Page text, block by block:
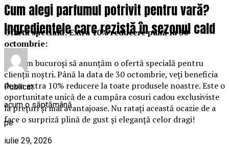
Ofertă specială: Extra 10% reducere până la 30
octombrie:
Suntem bucuroși să anunțăm o ofertă specială pentru
clienții noștri. Până la data de 30 octombrie, veți beneficia
de un extra 10% reducere la toate produsele noastre. Este o
oportunitate unică de a cumpăra cosuri cadou exclusiviste
la prețuri și mai avantajoase. Nu ratați această ocazie de a
face o surpriză plină de gust și eleganță celor dragi!
Cum alegi parfumul potrivit pentru vară?
Ingredientele care rezistă în sezonul cald
Publicat
acum o săptămână
pe
iulie 29, 2026